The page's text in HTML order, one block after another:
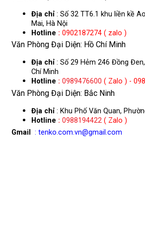
Địa chỉ : Số 32 TT6.1 khu liền kề
Mai, Hà Nội
Hotline : 0902187274 ( zalo )
Văn Phòng Đại Diện: Hồ Chí Minh
Địa chỉ : Số 29 Hẻm 246 Đồng
Chí Minh
Hotline : 0989476600 ( Zalo ) -
Văn Phòng Đại Diện: Bắc Ninh
Địa chỉ : Khu Phố Văn Quan,
Hotline : 0988194422 ( Zalo )
Gmail
: tenko.com.vn@gmail.com